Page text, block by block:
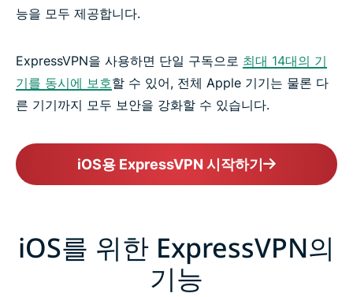
능을 모두 제공합니다.
ExpressVPN을 사용하면 단일 구독으로 최대 14대의 기
기를 동시에 보호할 수 있어, 전체 Apple 기기는 물론 다
른 기기까지 모두 보안을 강화할 수 있습니다.
iOS용 ExpressVPN 시작하기
iOS를 위한 ExpressVPN의
기능